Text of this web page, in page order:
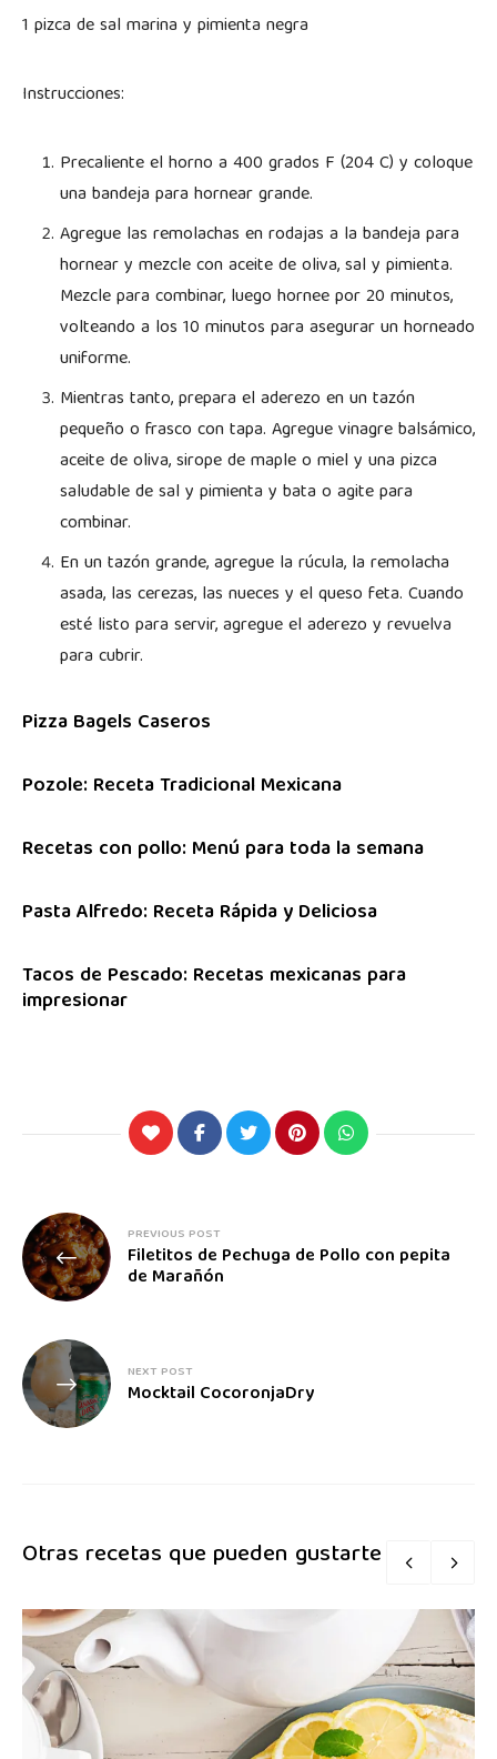
1 pizca de sal marina y pimienta negra
Instrucciones:
Precaliente el horno a 400 grados F (204 C) y coloque
una bandeja para hornear grande.
Agregue las remolachas en rodajas a la bandeja para
hornear y mezcle con aceite de oliva, sal y pimienta.
Mezcle para combinar, luego hornee por 20 minutos,
volteando a los 10 minutos para asegurar un horneado
uniforme.
Mientras tanto, prepara el aderezo en un tazón
pequeño o frasco con tapa. Agregue vinagre balsámico,
aceite de oliva, sirope de maple o miel y una pizca
saludable de sal y pimienta y bata o agite para
combinar.
En un tazón grande, agregue la rúcula, la remolacha
asada, las cerezas, las nueces y el queso feta. Cuando
esté listo para servir, agregue el aderezo y revuelva
para cubrir.
Pizza Bagels Caseros
Pozole: Receta Tradicional Mexicana
Recetas con pollo: Menú para toda la semana
Pasta Alfredo: Receta Rápida y Deliciosa
Tacos de Pescado: Recetas mexicanas para
impresionar
PREVIOUS POST
Filetitos de Pechuga de Pollo con pepita
de Marañón
NEXT POST
Mocktail CocoronjaDry
Otras recetas que pueden gustarte